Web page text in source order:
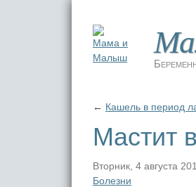
← Кашель в период
Мастит
Вторник, 4 августа
Болезни